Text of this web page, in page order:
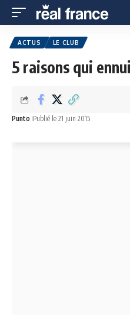
ACTUS LE CLUB
5 raisons qui
Punto Publié le 21 juin 2015